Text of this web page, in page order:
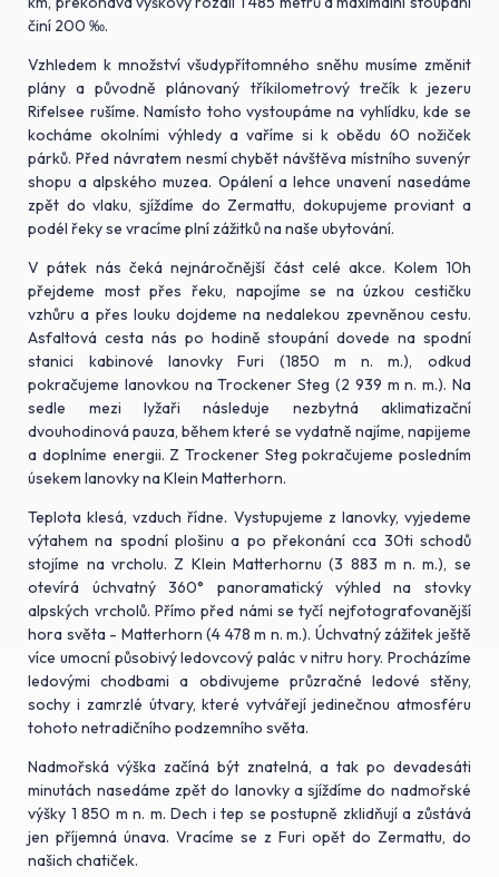
činí 200 ‰.
Vzhledem k množství všudypřítomného sněhu musíme změnit
plány a původně plánovaný tříkilometrový trečík k jezeru
Rifelsee rušíme. Namísto toho vystoupáme na vyhlídku, kde se
kocháme okolními výhledy a vaříme si k obědu 60 nožiček
párků. Před návratem nesmí chybět návštěva místního suvenýr
shopu a alpského muzea. Opálení a lehce unavení nasedáme
zpět do vlaku, sjíždíme do Zermattu, dokupujeme proviant a
podél řeky se vracíme plní zážitků na naše ubytování.
V pátek nás čeká nejnáročnější část celé akce. Kolem 10h
přejdeme most přes řeku, napojíme se na úzkou cestičku
vzhůru a přes louku dojdeme na nedalekou zpevněnou cestu.
Asfaltová cesta nás po hodině stoupání dovede na spodní
stanici kabinové lanovky Furi (1850 m n. m.), odkud
pokračujeme lanovkou na Trockener Steg (2 939 m n. m.). Na
sedle mezi lyžaři následuje nezbytná aklimatizační
dvouhodinová pauza, během které se vydatně najíme, napijeme
a doplníme energii. Z Trockener Steg pokračujeme posledním
úsekem lanovky na Klein Matterhorn.
Teplota klesá, vzduch řídne. Vystupujeme z lanovky, vyjedeme
výtahem na spodní plošinu a po překonání cca 30ti schodů
stojíme na vrcholu. Z Klein Matterhornu (3 883 m n. m.), se
otevírá úchvatný 360° panoramatický výhled na stovky
alpských vrcholů. Přímo před námi se tyčí nejfotografovanější
hora světa - Matterhorn (4 478 m n. m.). Úchvatný zážitek ještě
více umocní působivý ledovcový palác v nitru hory. Procházíme
ledovými chodbami a obdivujeme průzračné ledové stěny,
sochy i zamrzlé útvary, které vytvářejí jedinečnou atmosféru
tohoto netradičního podzemního světa.
Nadmořská výška začíná být znatelná, a tak po devadesáti
minutách nasedáme zpět do lanovky a sjíždíme do nadmořské
výšky 1 850 m n. m. Dech i tep se postupně zklidňují a zůstává
jen příjemná únava. Vracíme se z Furi opět do Zermattu, do
našich chatiček.